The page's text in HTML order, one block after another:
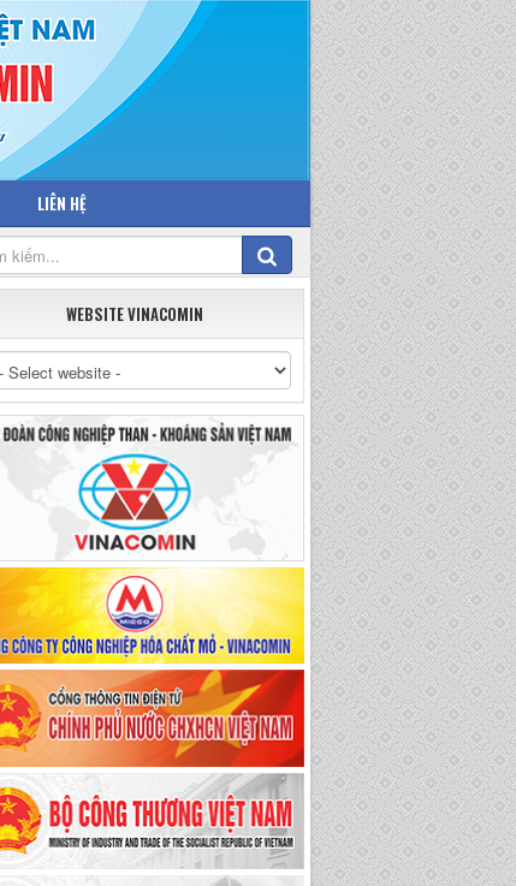
LIÊN HỆ
WEBSITE VINACOMIN